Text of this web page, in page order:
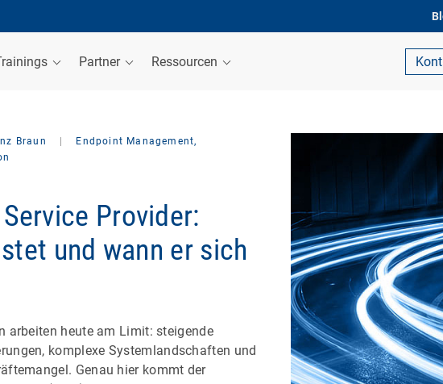
Partner Ressourcen
Braun
Endpoint Management,
Provider:
und wann er sich
arbeiten heute am Limit: steigende
komplexe Systemlandschaften und
Genau hier kommt der